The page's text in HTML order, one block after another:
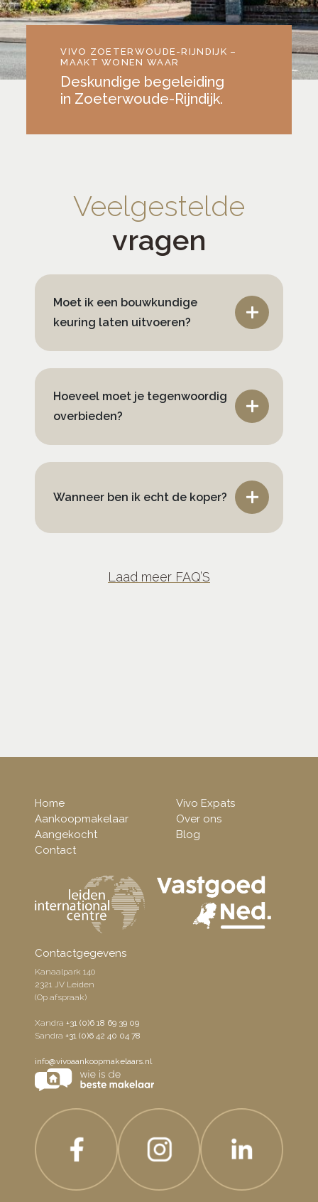
VIVO ZOETERWOUDE-RIJNDIJK –
MAAKT WONEN WAAR
Deskundige begeleiding
in Zoeterwoude-Rijndijk.
Veelgestelde
vragen
Moet ik een bouwkundige
keuring laten uitvoeren?
Hoeveel moet je tegenwoordig
overbieden?
Wanneer ben ik echt de koper?
Laad meer FAQ’S
Home
Aankoopmakelaar
Aangekocht
Vivo Expats
Over ons
Blog
Contact
Contactgegevens
Kanaalpark 140
2321 JV Leiden
(Op afspraak)
Xandra+31 (0)6 18 69 39 09
Sandra+31 (0)6 42 40 04 78
info@vivoaankoopmakelaars.nl